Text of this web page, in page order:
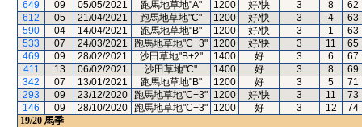
649
09 05/05/2021 跑馬地草地"A" 1200 好/快 3 8
62
612
05 21/04/2021 跑馬地草地"C" 1200 好/快 3 4
63
590
04 14/04/2021 跑馬地草地"B" 1200 好/快 3 1
63
533
07 24/03/2021 跑馬地草地"C+3" 1200 好/快 3 11
65
469
09 28/02/2021 沙田草地"B+2" 1400 好 3 6
67
411
13 06/02/2021 沙田草地"C" 1400 好 3 8
69
342
07 13/01/2021 跑馬地草地"B" 1200 好 3 5
71
293
09 23/12/2020 跑馬地草地"C+3" 1200 好/快 3 11
73
146
09 28/10/2020 跑馬地草地"C+3" 1200 好 3 12
74
19/20 馬季